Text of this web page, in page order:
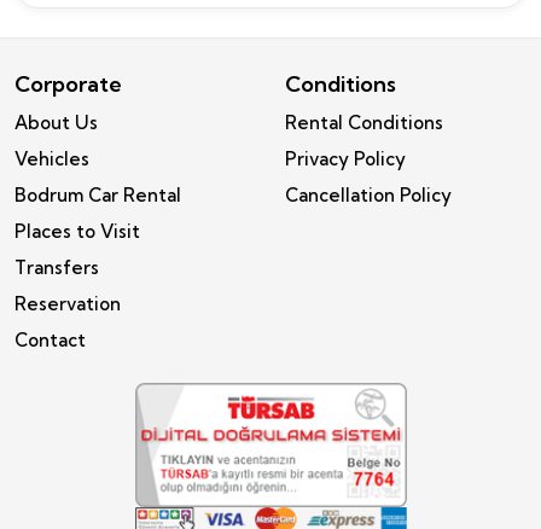
Corporate
About Us
Vehicles
Bodrum Car Rental
Places to Visit
Transfers
Reservation
Contact
Conditions
Rental Conditions
Privacy Policy
Cancellation Policy